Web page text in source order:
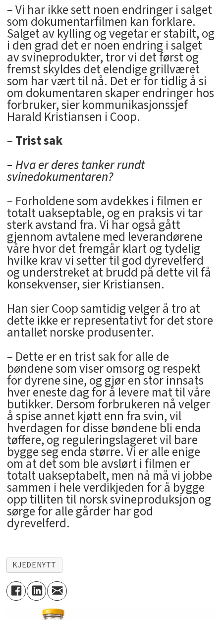
– Vi har ikke sett noen endringer i salget
som dokumentarfilmen kan forklare.
Salget av kylling og vegetar er stabilt, og
i den grad det er noen endring i salget
av svineprodukter, tror vi det først og
fremst skyldes det elendige grillværet
som har vært til nå. Det er for tidlig å si
om dokumentaren skaper endringer hos
forbruker, sier kommunikasjonssjef
Harald Kristiansen i Coop.
– Trist sak
– Hva er deres tanker rundt
svinedokumentaren?
– Forholdene som avdekkes i filmen er
totalt uakseptable, og en praksis vi tar
sterk avstand fra. Vi har også gått
gjennom avtalene med leverandørene
våre hvor det fremgår klart og tydelig
hvilke krav vi setter til god dyrevelferd
og understreket at brudd på dette vil få
konsekvenser, sier Kristiansen.
Han sier Coop samtidig velger å tro at
dette ikke er representativt for det store
antallet norske produsenter.
– Dette er en trist sak for alle de
bøndene som viser omsorg og respekt
for dyrene sine, og gjør en stor innsats
hver eneste dag for å levere mat til våre
butikker. Dersom forbrukeren nå velger
å spise annet kjøtt enn fra svin, vil
hverdagen for disse bøndene bli enda
tøffere, og reguleringslageret vil bare
bygge seg enda større. Vi er alle enige
om at det som ble avslørt i filmen er
totalt uakseptabelt, men nå må vi jobbe
sammen i hele verdikjeden for å bygge
opp tilliten til norsk svineproduksjon og
sørge for alle gårder har god
dyrevelferd.
KJEDENYTT